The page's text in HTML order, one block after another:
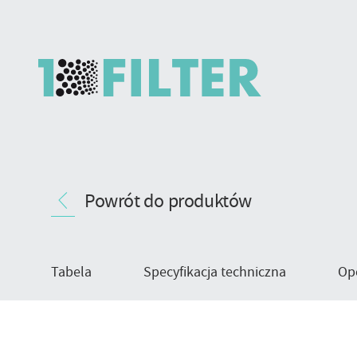
produktuPowrót do produktów
Tabela Specyfikacja techniczna